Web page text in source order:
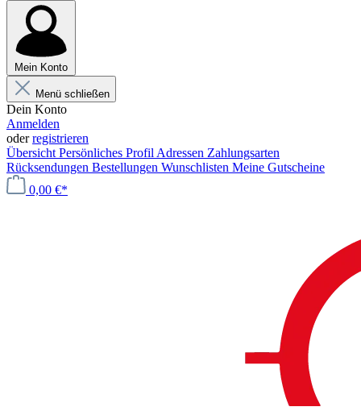
Mein Konto
Menü schließen
Dein Konto
Anmelden
oderregistrieren
Übersicht Persönliches Profil Adressen Zahlungsarten
Rücksendungen Bestellungen Wunschlisten Meine Gutscheine
0,00 €*